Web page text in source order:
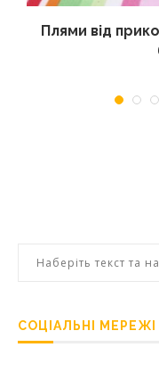
Плями від
СОЦІАЛЬНІ МЕРЕЖІ